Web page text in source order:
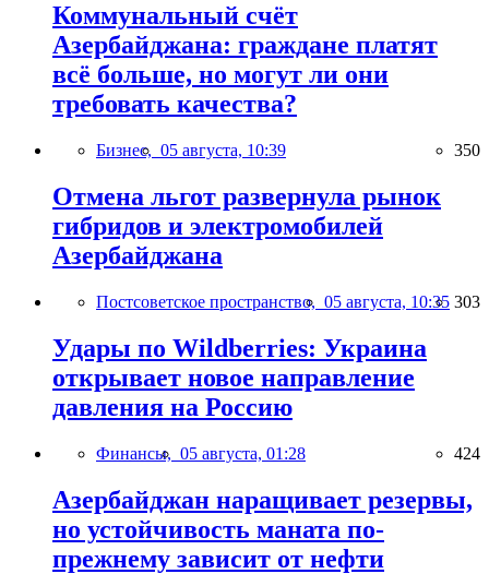
Коммунальный счёт
Азербайджана: граждане платят
всё больше, но могут ли они
требовать качества?
Бизнес, 05 августа, 10:39 350
Отмена льгот развернула рынок
гибридов и электромобилей
Азербайджана
Постсоветское пространство, 05 августа, 10:35 303
Удары по Wildberries: Украина
открывает новое направление
давления на Россию
Финансы, 05 августа, 01:28 424
Азербайджан наращивает резервы,
но устойчивость маната по-
прежнему зависит от нефти